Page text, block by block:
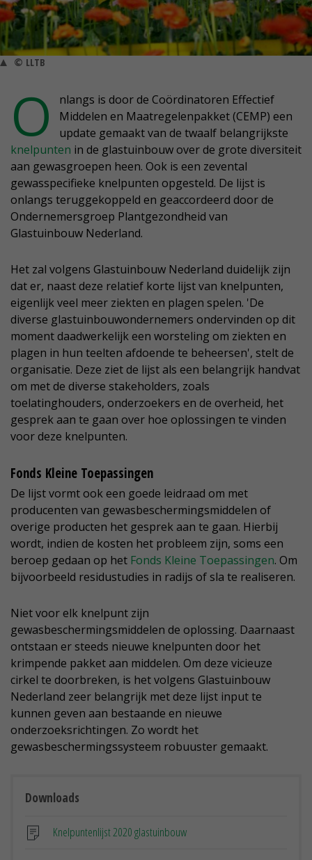
© LLTB
O
nlangs is door de Coördinatoren Effectief
Middelen en Maatregelenpakket (CEMP) een
update gemaakt van de twaalf belangrijkste
knelpunten in de glastuinbouw over de grote diversiteit
aan gewasgroepen heen. Ook is een zevental
gewasspecifieke knelpunten opgesteld. De lijst is
onlangs teruggekoppeld en geaccordeerd door de
Ondernemersgroep Plantgezondheid van
Glastuinbouw Nederland.
Het zal volgens Glastuinbouw Nederland duidelijk zijn
dat er, naast deze relatief korte lijst van knelpunten,
eigenlijk veel meer ziekten en plagen spelen. 'De
diverse glastuinbouwondernemers ondervinden op dit
moment daadwerkelijk een worsteling om ziekten en
plagen in hun teelten afdoende te beheersen', stelt de
organisatie. Deze ziet de lijst als een belangrijk handvat
om met de diverse stakeholders, zoals
toelatinghouders, onderzoekers en de overheid, het
gesprek aan te gaan over hoe oplossingen te vinden
voor deze knelpunten.
Fonds Kleine Toepassingen
De lijst vormt ook een goede leidraad om met
producenten van gewasbeschermingsmiddelen of
overige producten het gesprek aan te gaan. Hierbij
wordt, indien de kosten het probleem zijn, soms een
beroep gedaan op het Fonds Kleine Toepassingen. Om
bijvoorbeeld residustudies in radijs of sla te realiseren.
Niet voor elk knelpunt zijn
gewasbeschermingsmiddelen de oplossing. Daarnaast
ontstaan er steeds nieuwe knelpunten door het
krimpende pakket aan middelen. Om deze vicieuze
cirkel te doorbreken, is het volgens Glastuinbouw
Nederland zeer belangrijk met deze lijst input te
kunnen geven aan bestaande en nieuwe
onderzoeksrichtingen. Zo wordt het
gewasbeschermingssysteem robuuster gemaakt.
Downloads
Knelpuntenlijst 2020 glastuinbouw